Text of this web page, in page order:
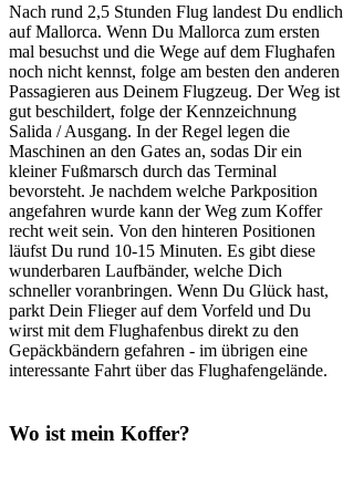
Nach rund 2,5 Stunden Flug landest Du endlich
auf Mallorca. Wenn Du Mallorca zum ersten
mal besuchst und die Wege auf dem Flughafen
noch nicht kennst, folge am besten den anderen
Passagieren aus Deinem Flugzeug. Der Weg ist
gut beschildert, folge der Kennzeichnung
Salida / Ausgang. In der Regel legen die
Maschinen an den Gates an, sodas Dir ein
kleiner Fußmarsch durch das Terminal
bevorsteht. Je nachdem welche Parkposition
angefahren wurde kann der Weg zum Koffer
recht weit sein. Von den hinteren Positionen
läufst Du rund 10-15 Minuten. Es gibt diese
wunderbaren Laufbänder, welche Dich
schneller voranbringen. Wenn Du Glück hast,
parkt Dein Flieger auf dem Vorfeld und Du
wirst mit dem Flughafenbus direkt zu den
Gepäckbändern gefahren - im übrigen eine
interessante Fahrt über das Flughafengelände.
Wo ist mein Koffer?